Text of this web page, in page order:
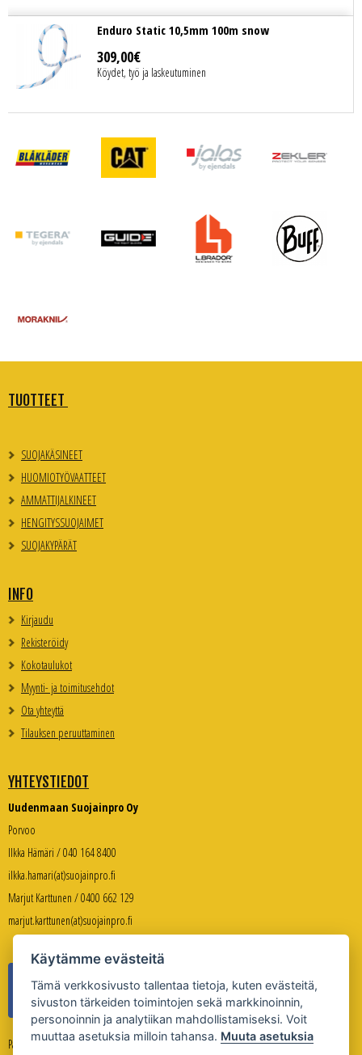
Enduro Static 10,5mm 100m snow
309,00€
Köydet, työ ja laskeutuminen
TUOTTEET
SUOJAKÄSINEET
HUOMIOTYÖVAATTEET
AMMATTIJALKINEET
HENGITYSSUOJAIMET
SUOJAKYPÄRÄT
INFO
Kirjaudu
Rekisteröidy
Kokotaulukot
Myynti- ja toimitusehdot
Ota yhteyttä
Tilauksen peruuttaminen
YHTEYSTIEDOT
Uudenmaan Suojainpro Oy
Porvoo
Ilkka Hämäri / 040 164 8400
ilkka.hamari(at)suojainpro.fi
Marjut Karttunen / 0400 662 129
marjut.karttunen(at)suojainpro.fi
Palveleva verkkokauppa:
Käytämme evästeitä
Tämä verkkosivusto tallentaa tietoja, kuten evästeitä,
sivuston tärkeiden toimintojen sekä markkinoinnin,
personoinnin ja analytiikan mahdollistamiseksi. Voit
muuttaa asetuksia milloin tahansa. Muuta asetuksia